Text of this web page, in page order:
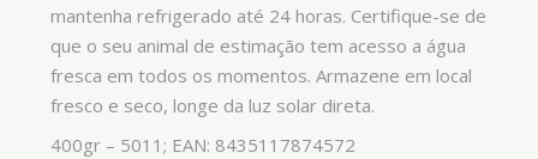
mantenha refrigerado até 24 horas. Certifique-se de
que o seu animal de estimação tem acesso a água
fresca em todos os momentos. Armazene em local
fresco e seco, longe da luz solar direta.
400gr – 5011; EAN: 8435117874572